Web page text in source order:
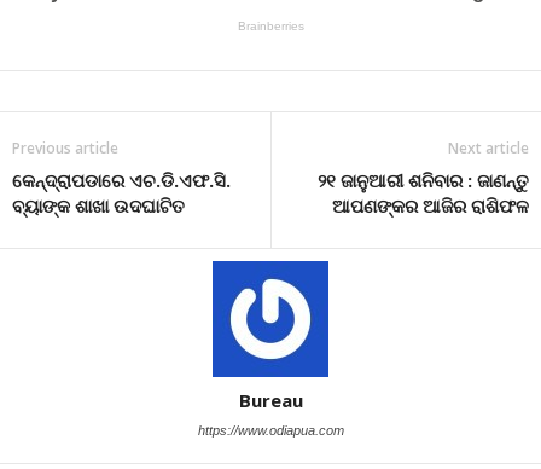
Previous article
କେନ୍ଦ୍ରାପଡାରେ ଏଚ.ଡି.ଏଫ.ସି.
ବ୍ୟାଙ୍କ ଶାଖା ଉଦଘାଟିତ
Next article
୨୧ ଜାନୁଆରୀ ଶନିବାର : ଜାଣନ୍ତୁ
ଆପଣଙ୍କର ଆଜିର ରାଶିଫଳ
Bureau
https://www.odiapua.com